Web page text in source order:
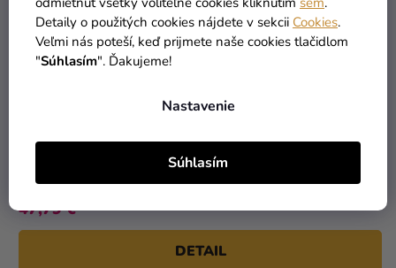
Detaily o použitých cookies nájdete v sekcii Cookies.
Veľmi nás poteší, keď prijmete naše cookies tlačidlom
"Súhlasím". Ďakujeme!
Nastavenie
Súhlasím
49,90 €
47,79 €
-4 %
DETAIL